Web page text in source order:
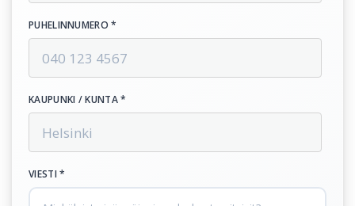
PUHELINNUMERO *
KAUPUNKI / KUNTA *
VIESTI *